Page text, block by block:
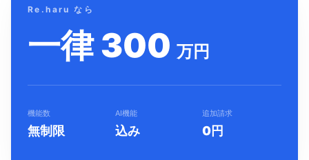
Re.haru なら
一律 300 万円
機能数
無制限
AI機能
込み
追加請求
0円